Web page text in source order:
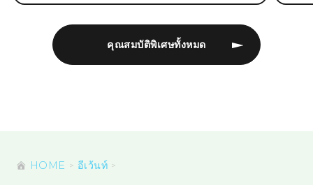
คุณสมบัติพิเศษทั้งหมด
HOME อีเว้นท์